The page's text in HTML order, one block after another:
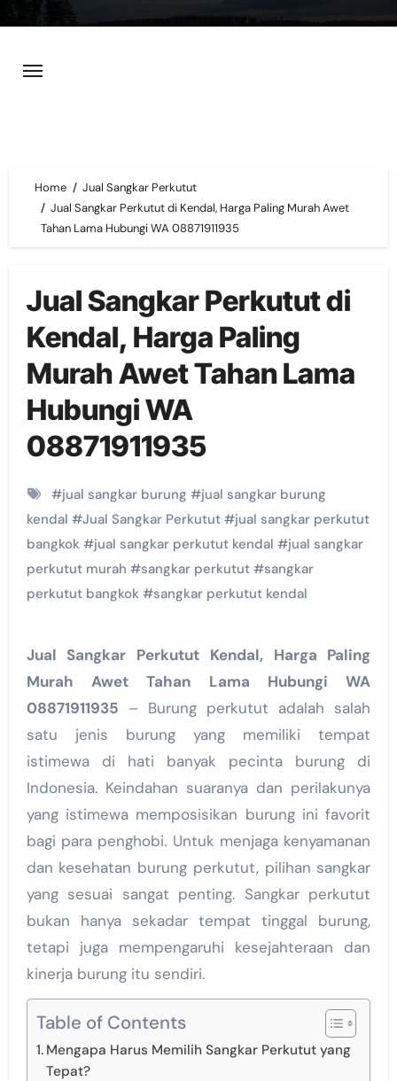
content
Home
Jual Sangkar Perkutut
Jual Sangkar Perkutut di Kendal, Harga Paling Murah Awet
Tahan Lama Hubungi WA 08871911935
Jual Sangkar Perkutut di
Kendal, Harga Paling
Murah Awet Tahan Lama
Hubungi WA
08871911935
#jual sangkar burung #jual sangkar burung
kendal #Jual Sangkar Perkutut#jual sangkar perkutut
bangkok#jual sangkar perkutut kendal #jual sangkar
perkutut murah #sangkar perkutut#sangkar
perkutut bangkok#sangkar perkutut kendal
Jual Sangkar Perkutut Kendal, Harga Paling
Murah Awet Tahan Lama Hubungi WA
08871911935 – Burung perkutut adalah salah
satu jenis burung yang memiliki tempat
istimewa di hati banyak pecinta burung di
Indonesia. Keindahan suaranya dan perilakunya
yang istimewa memposisikan burung ini favorit
bagi para penghobi. Untuk menjaga kenyamanan
dan kesehatan burung perkutut, pilihan sangkar
yang sesuai sangat penting. Sangkar perkutut
bukan hanya sekadar tempat tinggal burung,
tetapi juga mempengaruhi kesejahteraan dan
kinerja burung itu sendiri.
Table of Contents
Mengapa Harus Memilih Sangkar Perkutut yang
Tepat?